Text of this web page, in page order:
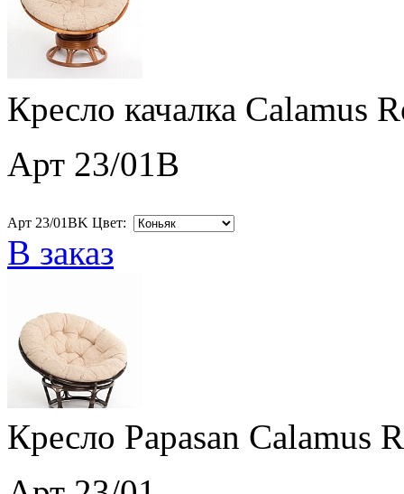
Кресло качалка Calamus
Арт 23/01B
Арт 23/01BK Цвет:
В заказ
Кресло Papasan Calamus